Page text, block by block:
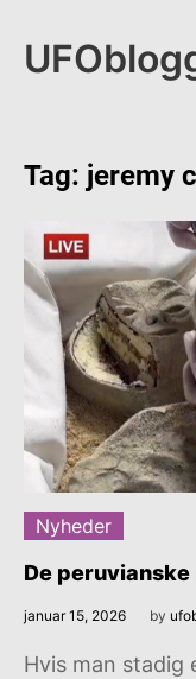
content
Tag: jeremy
Nyheder
De
januar 15, 2026 by
Hvis man stadig